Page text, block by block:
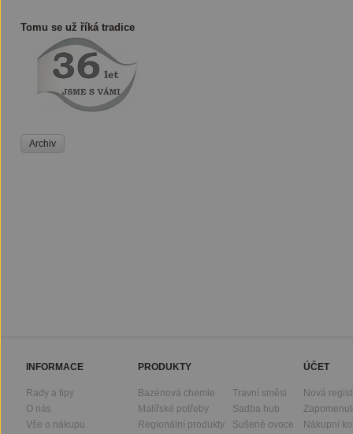
Tomu se už říká tradice
Archiv
INFORMACE PRODUKTY ÚČET
Rady a tipy
O nás
Vše o nákupu
Bazénová chemie
Malířské potřeby
Regionální produkty
Travní směsi
Sadba hub
Sušené ovoce
Nová
Nákupní